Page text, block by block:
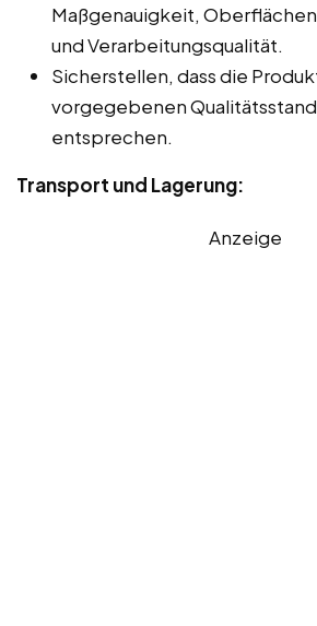
Maßgenauigkeit,
und Verarbeitungsqualität.
Sicherstellen, dass die
vorgegebenen
entsprechen.
Transport und Lagerung:
Anzeige